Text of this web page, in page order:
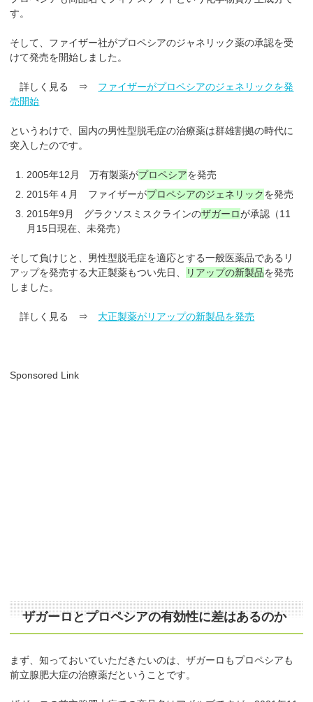
す。
そして、ファイザー社がプロペシアのジャネリック薬の承認を受
けて発売を開始しました。
詳しく見る ⇒ ファイザーがプロペシアのジェネリックを発
売開始
というわけで、国内の男性型脱毛症の治療薬は群雄割拠の時代に
突入したのです。
2005年12月 万有製薬がプロペシアを発売
2015年４月 ファイザーがプロペシアのジェネリックを発売
2015年9月 グラクソスミスクラインのザガーロが承認（11
月15日現在、未発売）
そして負けじと、男性型脱毛症を適応とする一般医薬品であるリ
アップを発売する大正製薬もつい先日、
リアップの新製品を発売
しました。
詳しく見る ⇒ 大正製薬がリアップの新製品を発売
Sponsored Link
ザガーロとプロペシアの有効性に差はあるのか
まず、知っておいていただきたいのは、ザガーロもプロペシアも
前立腺肥大症の治療薬だということです。